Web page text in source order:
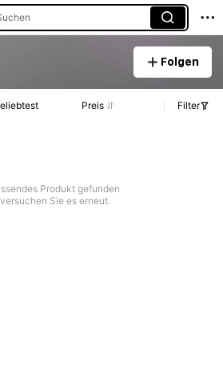
Folgen
Preis Filter
Produkt gefunden
Sie es erneut.